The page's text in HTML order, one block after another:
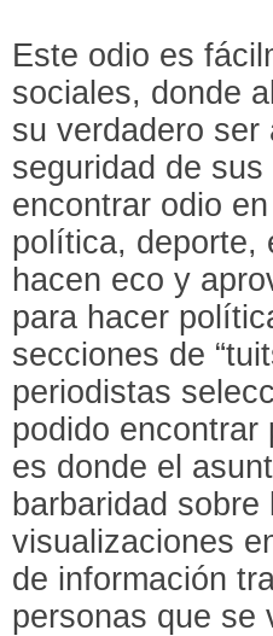
Este odio es
sociales, donde
su verdadero
seguridad de
encontrar odio
política, deporte,
hacen eco y
para hacer
secciones de
periodistas
podido
es donde el
barbaridad
visualizaciones
de información
personas que se